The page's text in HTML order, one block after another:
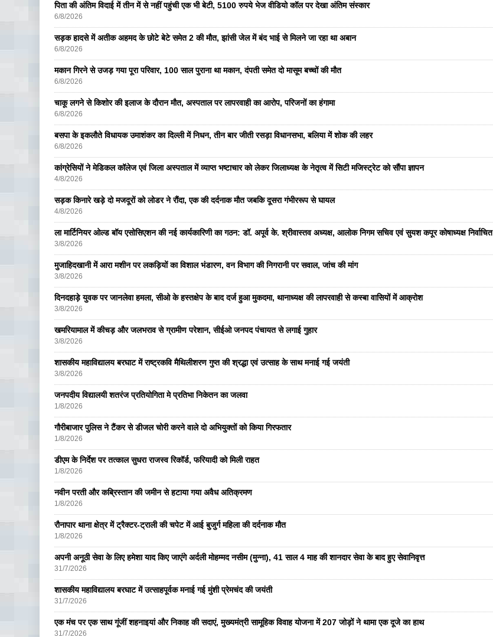
पिता की अंतिम विदाई में तीन में से नहीं पहुंची एक भी बेटी, 5100 रुपये भेज वीडियो कॉल पर देखा अंतिम संस्कार
6/8/2026
सड़क हादसे में अतीक अहमद के छोटे बेटे समेत 2 की मौत, झांसी जेल में बंद भाई से मिलने जा रहा था अबान
6/8/2026
मकान गिरने से उजड़ गया पूरा परिवार, 100 साल पुराना था मकान, दंपती समेत दो मासूम बच्चों की मौत
6/8/2026
चाकू लगने से किशोर की इलाज के दौरान मौत, अस्पताल पर लापरवाही का आरोप, परिजनों का हंगामा
6/8/2026
बसपा के इकलाैते विधायक उमाशंकर का दिल्ली में निधन, तीन बार जीती रसड़ा विधानसभा, बलिया में शोक की लहर
6/8/2026
कांग्रेसियों ने मेडिकल कॉलेज एवं जिला अस्पताल में व्याप्त भष्टाचार को लेकर जिलाध्यक्ष के नेतृत्व में सिटी मजिस्ट्रेट को सौंपा ज्ञापन
4/8/2026
सड़क किनारे खड़े दो मजदूरों को लोडर ने रौंदा, एक की दर्दनाक मौत जबकि दूसरा गंभीररूप से घायल
4/8/2026
ला मार्टिनियर ओल्ड बॉय एसोसिएशन की नई कार्यकारिणी का गठन: डॉ. अपूर्व के. श्रीवास्तव अध्यक्ष, आलोक निगम सचिव एवं सुयश कपूर कोषाध्यक्ष निर्वाचित
3/8/2026
मुजाहिदखानी में आरा मशीन पर लकड़ियों का विशाल भंडारण, वन विभाग की निगरानी पर सवाल, जांच की मांग
3/8/2026
दिनदहाड़े युवक पर जानलेवा हमला, सीओ के हस्तक्षेप के बाद दर्ज हुआ मुकदमा, थानाध्यक्ष की लापरवाही से कस्बा वासियों में आक्रोश
3/8/2026
खमरियामाल में कीचड़ और जलभराव से ग्रामीण परेशान, सीईओ जनपद पंचायत से लगाई गुहार
3/8/2026
शासकीय महाविद्यालय बरघाट में राष्ट्रकवि मैथिलीशरण गुप्त की श्रद्धा एवं उत्साह के साथ मनाई गई जयंती
3/8/2026
जनपदीय विद्यालयी शतरंज प्रतियोगिता मे प्रतिभा निकेतन का जलवा
1/8/2026
गौरीबाजार पुलिस ने टैंकर से डीजल चोरी करने वाले दो अभियुक्तों को किया गिरफतार
1/8/2026
डीएम के निर्देश पर तत्काल सुधरा राजस्व रिकॉर्ड, फरियादी को मिली राहत
1/8/2026
नवीन परती और कब्रिस्तान की जमीन से हटाया गया अवैध अतिक्रमण
1/8/2026
रौनापार थाना क्षेत्र में ट्रैक्टर-ट्राली की चपेट में आई बुजुर्ग महिला की दर्दनाक मौत
1/8/2026
अपनी अनूठी सेवा के लिए हमेशा याद किए जाएंगे अर्दली मोहम्मद नसीम (मुन्ना), 41 साल 4 माह की शानदार सेवा के बाद हुए सेवानिवृत्त
31/7/2026
शासकीय महाविद्यालय बरघाट में उत्साहपूर्वक मनाई गई मुंशी प्रेमचंद की जयंती
31/7/2026
एक मंच पर एक साथ गूंजीं शहनाइयां और निकाह की सदाएं, मुख्यमंत्री सामूहिक विवाह योजना में 207 जोड़ों ने थामा एक दूजे का हाथ
31/7/2026